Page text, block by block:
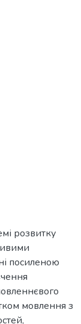
розвитку
посиленою
мовлення з